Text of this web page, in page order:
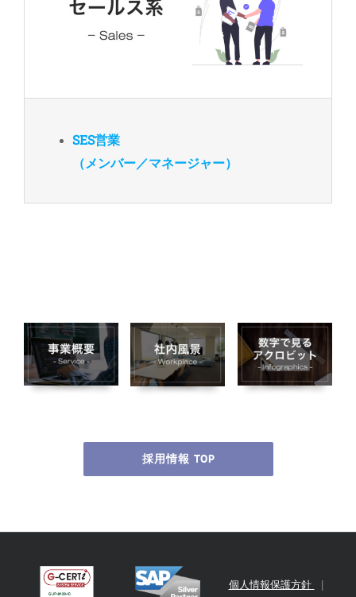
SES営業
（メンバー／マネージャー）
採用情報 TOP
個人情報保護方針 |